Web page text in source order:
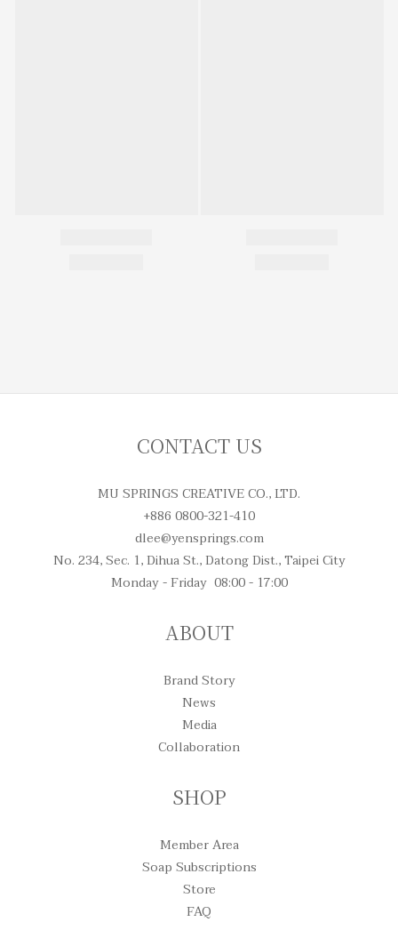
CONTACT US
MU SPRINGS CREATIVE CO., LTD.
+886 0800-321-410
dlee@yensprings.com
No. 234, Sec. 1, Dihua St., Datong Dist., Taipei City
Monday - Friday 08:00 - 17:00
ABOUT
Brand Story
News
Media
Collaboration
SHOP
Member Area
Soap Subscriptions
Store
FAQ